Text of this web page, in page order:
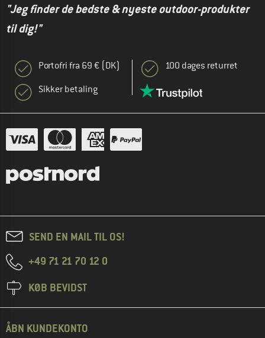
"Jeg finder de bedste & nyeste outdoor-produkter
til dig!"
Portofri fra 69 € (DK)
Sikker betaling
100 dages returret
SEND EN MAIL TIL OS!
+49 71 21 70 12 0
KØB BEVIDST
ÅBN KUNDEKONTO